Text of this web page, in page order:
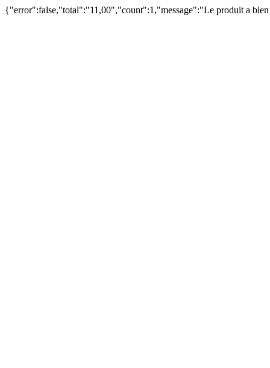
{"error":false,"total":"11,00","count":1,"message":"Le produit a